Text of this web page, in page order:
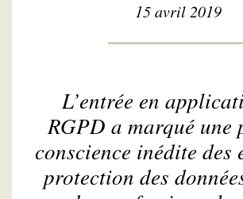
15 avril 2019
L’entrée en
RGPD a marqué une
conscience inédite des
protection des